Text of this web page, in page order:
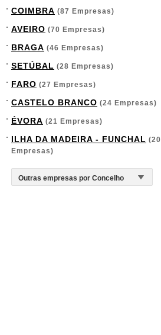
COIMBRA (87 Empresas)
AVEIRO (70 Empresas)
BRAGA (46 Empresas)
SETÚBAL (28 Empresas)
FARO (27 Empresas)
CASTELO BRANCO (24 Empresas)
ÉVORA (21 Empresas)
ILHA DA MADEIRA - FUNCHAL (20
Empresas)